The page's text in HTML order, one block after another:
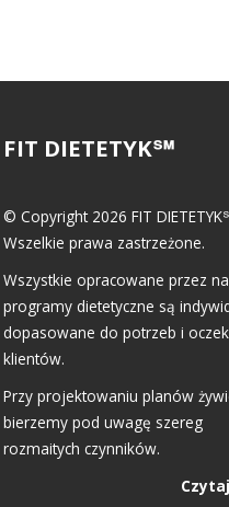
FIT DIETETYK℠
© Copyright 2026 FIT
Wszelkie prawa zastrzeżone.
Wszystkie opracowane przez
programy dietetyczne są
dopasowane do potrzeb i
klientów.
Przy projektowaniu planów
bierzemy pod uwagę szereg
rozmaitych czynników.